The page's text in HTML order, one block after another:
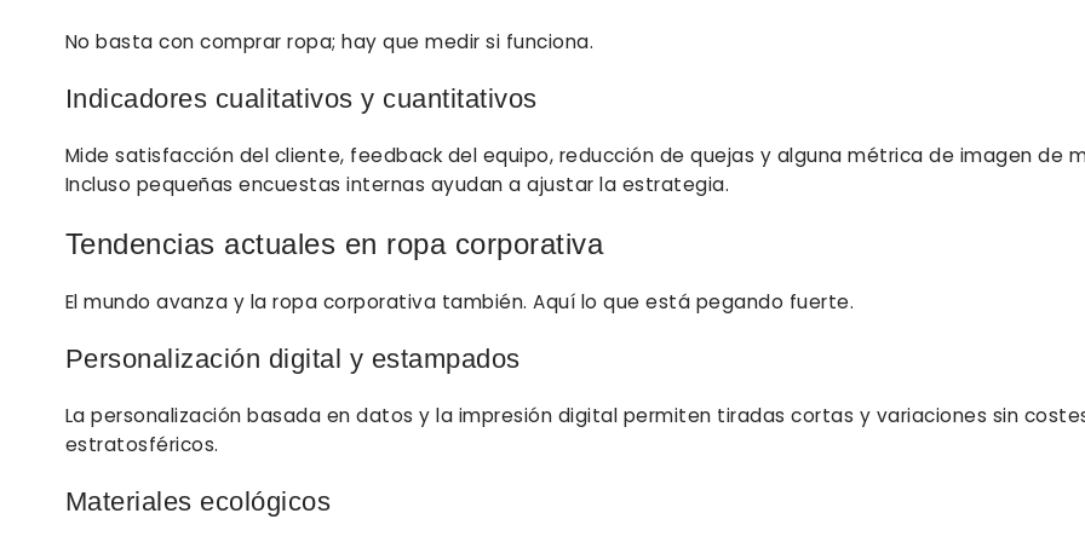
No basta con comprar ropa; hay que medir si funciona.
Indicadores cualitativos y cuantitativos
Mide satisfacción del cliente, feedback del equipo, reducción de quejas y alguna métrica de imagen de
Incluso pequeñas encuestas internas ayudan a ajustar la estrategia.
Tendencias actuales en ropa corporativa
El mundo avanza y la ropa corporativa también. Aquí lo que está pegando fuerte.
Personalización digital y estampados
La personalización basada en datos y la impresión digital permiten tiradas cortas y variaciones sin
estratosféricos.
Materiales ecológicos